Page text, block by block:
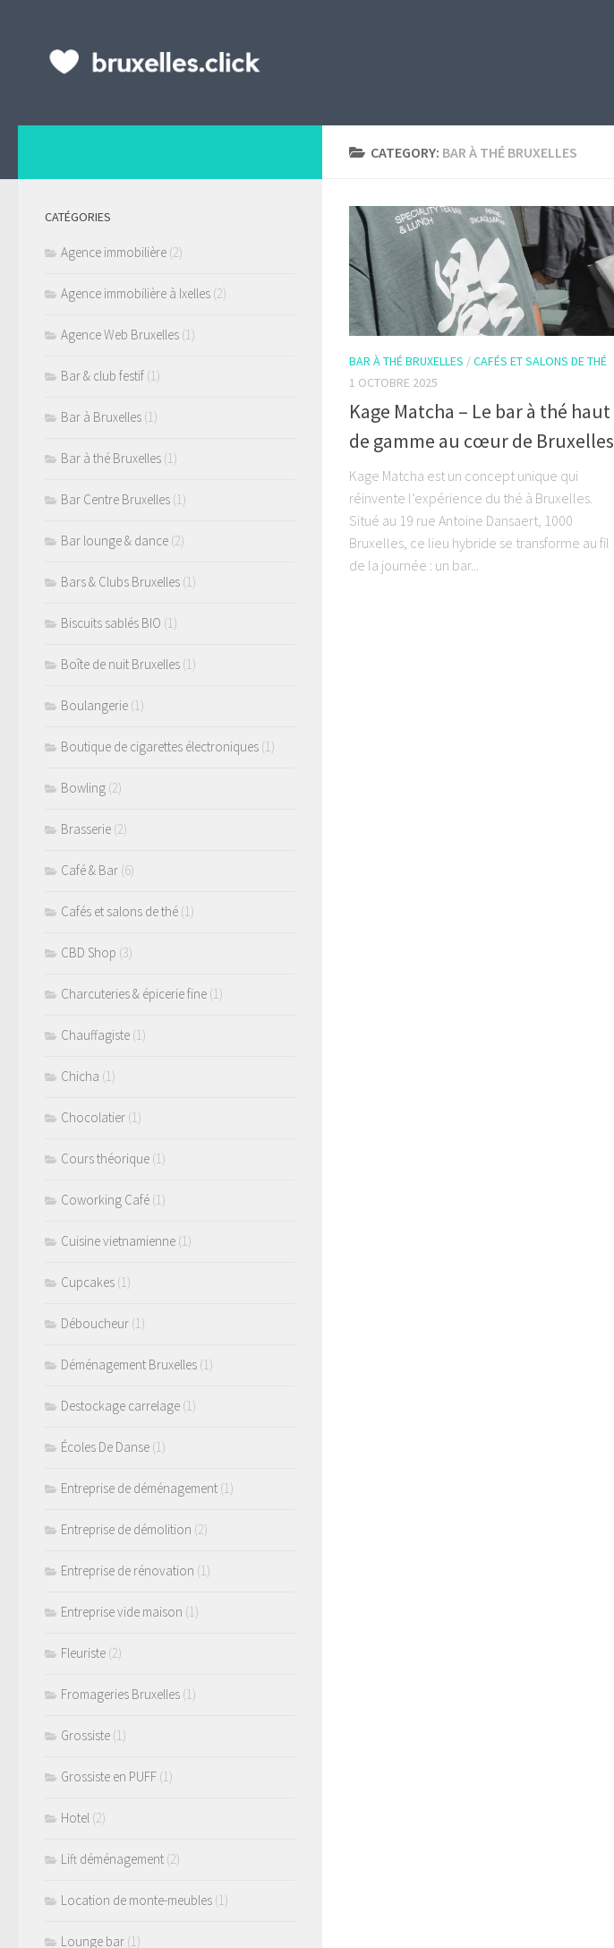
CATEGORY: BAR À THÉ BRUXELLES
BAR À THÉ BRUXELLES /CAFÉS ET SALONS DE THÉ
1 OCTOBRE 2025
Kage Matcha – Le bar à thé haut
de gamme au cœur de Bruxelles
Kage Matcha est un concept unique qui
réinvente l’expérience du thé à Bruxelles.
Situé au 19 rue Antoine Dansaert, 1000
Bruxelles, ce lieu hybride se transforme au fil
de la journée : un bar...
CATÉGORIES
Agence immobilière (2)
Agence immobilière à Ixelles (2)
Agence Web Bruxelles (1)
Bar & club festif (1)
Bar à Bruxelles (1)
Bar à thé Bruxelles (1)
Bar Centre Bruxelles (1)
Bar lounge & dance (2)
Bars & Clubs Bruxelles (1)
Biscuits sablés BIO (1)
Boîte de nuit Bruxelles (1)
Boulangerie (1)
Boutique de cigarettes électroniques (1)
Bowling (2)
Brasserie (2)
Café & Bar (6)
Cafés et salons de thé (1)
CBD Shop (3)
Charcuteries & épicerie fine (1)
Chauffagiste (1)
Chicha (1)
Chocolatier (1)
Cours théorique (1)
Coworking Café (1)
Cuisine vietnamienne (1)
Cupcakes (1)
Déboucheur (1)
Déménagement Bruxelles (1)
Destockage carrelage (1)
Écoles De Danse (1)
Entreprise de déménagement (1)
Entreprise de démolition (2)
Entreprise de rénovation (1)
Entreprise vide maison (1)
Fleuriste (2)
Fromageries Bruxelles (1)
Grossiste (1)
Grossiste en PUFF (1)
Hotel (2)
Lift déménagement (2)
Location de monte-meubles (1)
Lounge bar (1)